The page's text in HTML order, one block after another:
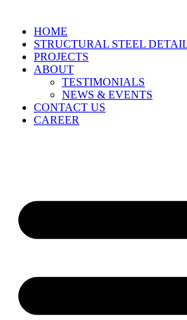
HOME
STRUCTURAL STEEL
PROJECTS
ABOUT
TESTIMONIALS
NEWS & EVENTS
CONTACT US
CAREER